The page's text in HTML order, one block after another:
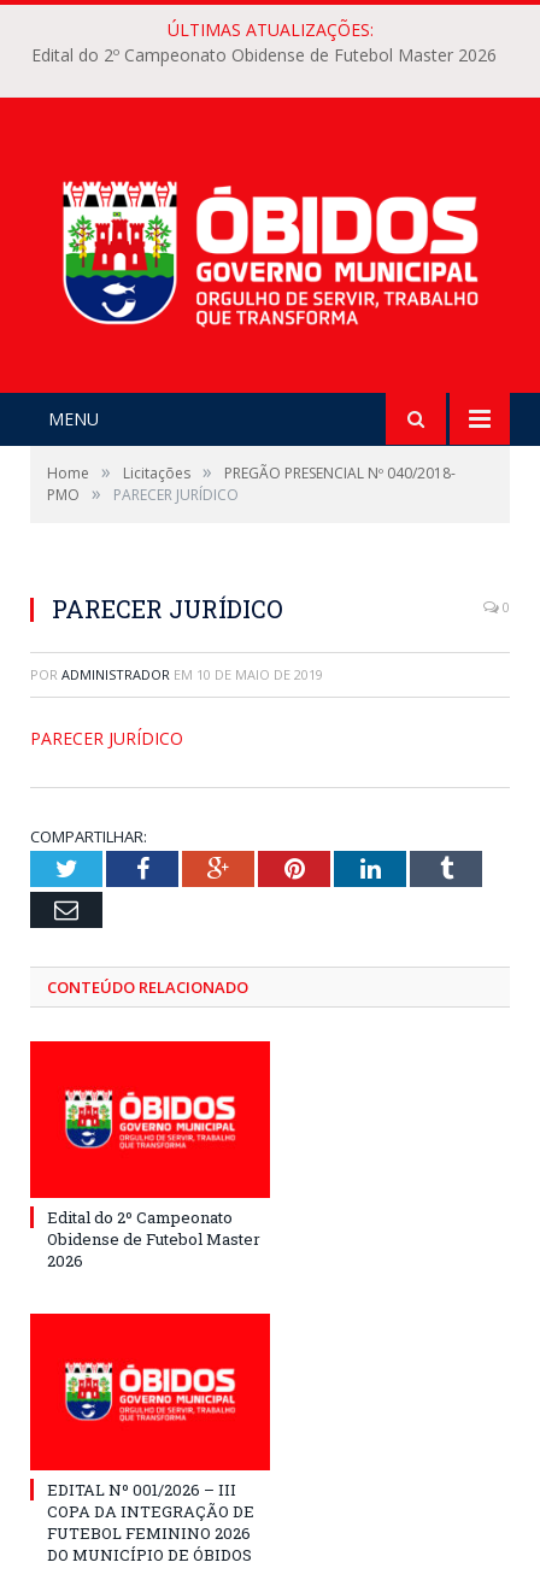
ÚLTIMAS ATUALIZAÇÕES:
Edital do 2º Campeonato Obidense de Futebol Master 2026
MENU
Home » Licitações »
PREGÃO PRESENCIAL Nº 040/2018-
PMO
» PARECER JURÍDICO
PARECER JURÍDICO 0
POR ADMINISTRADOR EM 10 DE MAIO DE 2019
PARECER JURÍDICO
COMPARTILHAR:
TwitterFacebookGoogle+PinterestLinkedInTumblr
Email
CONTEÚDO RELACIONADO
Edital do 2º Campeonato
Obidense de Futebol Master
2026
EDITAL Nº 001/2026 – III
COPA DA INTEGRAÇÃO DE
FUTEBOL FEMININO 2026
DO MUNICÍPIO DE ÓBIDOS